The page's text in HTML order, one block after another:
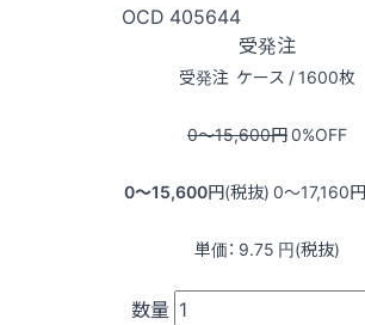
OCD 405644
受発注
受発注 ケース / 1600枚
0〜15,600円0%OFF
0〜15,600円(税抜) 0〜17,160
単価： 9.75 円(税抜)
数量